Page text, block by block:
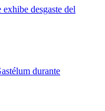
desgaste del
durante